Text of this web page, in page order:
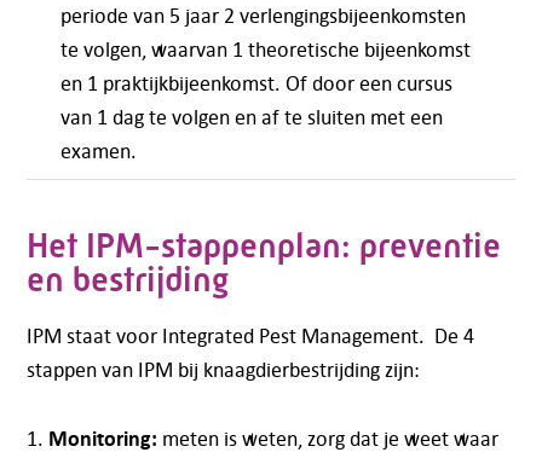
periode van 5 jaar 2 verlengingsbijeenkomsten
te volgen, waarvan 1 theoretische bijeenkomst
en 1 praktijkbijeenkomst. Of door een cursus
van 1 dag te volgen en af te sluiten met een
examen.
Het IPM-stappenplan: preventie
en bestrijding
IPM staat voor Integrated Pest Management. De 4
stappen van IPM bij knaagdierbestrijding zijn:
1. Monitoring: meten is weten, zorg dat je weet waar